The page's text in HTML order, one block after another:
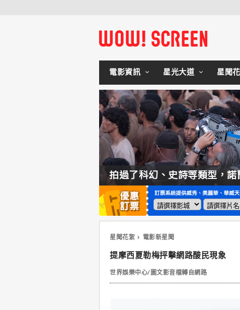
電影資訊 星光大道 星聞
拍過了科幻、史詩等類型，諾
星聞花絮 電影新星聞
提摩西夏勒梅抨擊網路酸民現象
世界娛樂中心/圖文影音檔轉自網路